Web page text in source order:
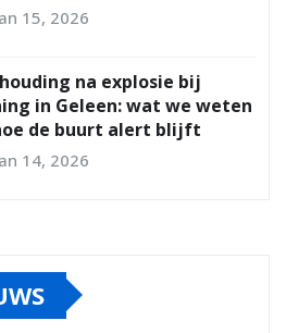
15, 2026
na explosie bij
in Geleen: wat we weten
de buurt alert blijft
14, 2026